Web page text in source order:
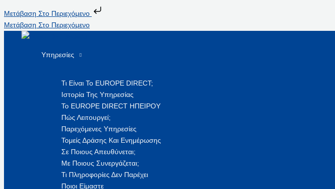
Μετάβαση Στο Περιεχόμενο
Μετάβαση Στο Περιεχόμενο
Υπηρεσίες
Τι Είναι Το EUROPE DIRECT;
Ιστορία Της Υπηρεσίας
Το EUROPE DIRECT ΗΠΕΙΡΟΥ
Πώς Λειτουργεί;
Παρεχόμενες Υπηρεσίες
Τομείς Δράσης Και Ενημέρωσης
Σε Ποιους Απευθύνεται;
Με Ποιους Συνεργάζεται;
Τι Πληροφορίες Δεν Παρέχει
Ποιοι Είμαστε